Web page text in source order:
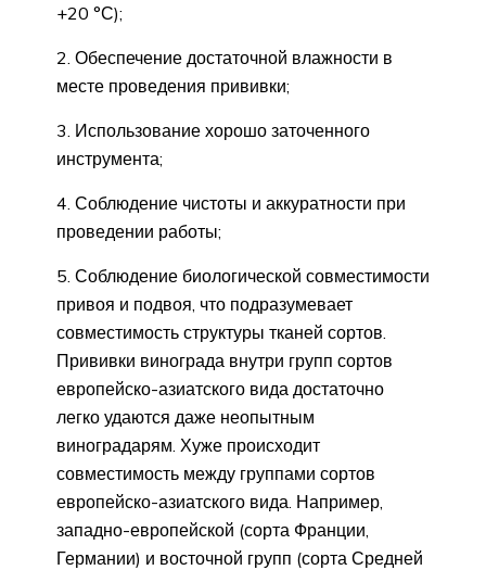
+20 °С);
2. Обеспечение достаточной влажности в
месте проведения прививки;
3. Использование хорошо заточенного
инструмента;
4. Соблюдение чистоты и аккуратности при
проведении работы;
5. Соблюдение биологической совместимости
привоя и подвоя, что подразумевает
совместимость структуры тканей сортов.
Прививки винограда внутри групп сортов
европейско-азиатского вида достаточно
легко удаются даже неопытным
виноградарям. Хуже происходит
совместимость между группами сортов
европейско-азиатского вида. Например,
западно-европейской (сорта Франции,
Германии) и восточной групп (сорта Средней